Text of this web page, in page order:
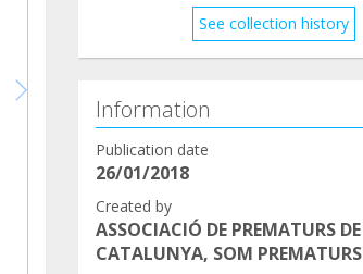
See collection history
Information
Publication date
26/01/2018
Created by
ASSOCIACIÓ DE PREMATURS DE
CATALUNYA, SOM PREMATURS